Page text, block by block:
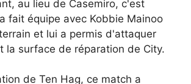
au lieu de Casemiro, c'est
fait équipe avec Kobbie Mainoo
et lui a permis d'attaquer
la surface de réparation de City.
de Ten Hag, ce match a